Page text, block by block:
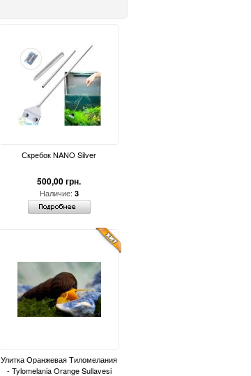
Скребок NANO Silver
500,00 грн.
Наличие: 3
Улитка Оранжевая Тиломелания
- Tylomelania Orange Sullavesi